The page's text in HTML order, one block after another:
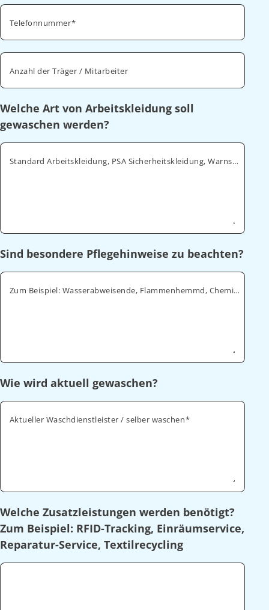
Telefonnummer
Anzahl der Träger / Mitarbeiter
Welche Art von Arbeitskleidung soll
gewaschen werden?
Standard Arbeitskleidung, PSA Sicherheitskleidung, Warnschutz, ESD
Sind besondere Pflegehinweise zu beachten?
Zum Beispiel: Wasserabweisende, Flammenhemmd, Chemikalienabweisende
Wie wird aktuell gewaschen?
Aktueller Waschdienstleister / selber waschen
Welche Zusatzleistungen werden benötigt?
Zum Beispiel: RFID-Tracking, Einräumservice,
Reparatur-Service, Textilrecycling